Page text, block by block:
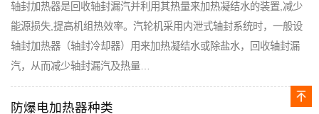
轴封加热器是回收轴封漏汽并利用其热量来加热凝结水的装置,减少
能源损失,提高机组热效率。汽轮机采用内泄式轴封系统时，一般设
轴封加热器（轴封冷却器）用来加热凝结水或除盐水，回收轴封漏
汽，从而减少轴封漏汽及热量…
防爆电加热器种类